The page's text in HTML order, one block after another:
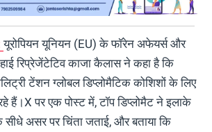
यूरोपियन यूनियन (EU) के फॉरेन अफेयर्स और
हाई रिप्रेजेंटेटिव काजा कैलास ने कहा है कि
टेंशन ग्लोबल डिप्लोमैटिक कोशिशों के लिए
हैं।X पर एक पोस्ट में, टॉप डिप्लोमैट ने इलाके
सीधे असर पर चिंता जताई, और बताया कि